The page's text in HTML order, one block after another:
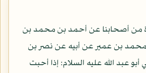
من أصحابنا عن أحمد بن محمد بن
بن عمير عن أبيه عن نصر بن
عبد الله عليه السلام: إذا أحبت